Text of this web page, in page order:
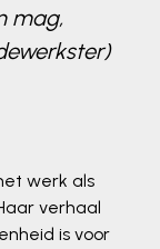
mag,
werk als
verhaal
is voor